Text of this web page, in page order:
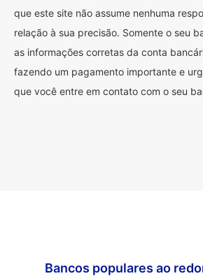
que este site não assume nenhuma
relação à sua precisão. Somente o seu
as informações corretas da conta
fazendo um pagamento importante e
que você entre em contato com o seu
Bancos populares ao